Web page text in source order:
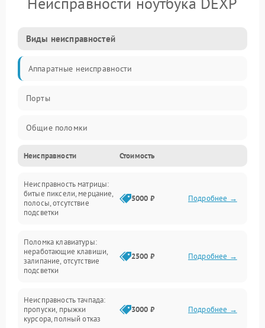
Виды неисправностей
Аппаратные неисправности
Порты
Общие поломки
Устройства
Программные ошибки
Электрические и системные сбои
Интерфейсные проблемы
Батарея
Сеть и интернет
Неисправности Стоимость
Неисправность матрицы:
битые пиксели, мерцание,
полосы, отсутствие
подсветки
5000 ₽ Подробнее →
Поломка клавиатуры:
неработающие клавиши,
залипание, отсутствие
подсветки
2500 ₽ Подробнее →
Неисправность тачпада:
пропуски, прыжки
курсора, полный отказ
3000 ₽ Подробнее →